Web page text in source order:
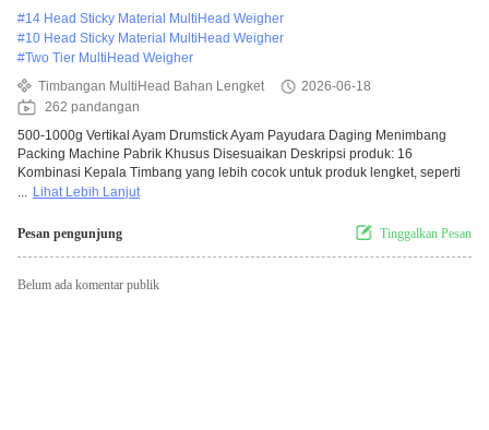
#14 Head Sticky Material MultiHead Weigher
#10 Head Sticky Material MultiHead Weigher
#Two Tier MultiHead Weigher
Timbangan MultiHead Bahan Lengket
2026-06-18
262 pandangan
500-1000g Vertikal Ayam Drumstick Ayam Payudara Daging Menimbang
Packing Machine Pabrik Khusus Disesuaikan Deskripsi produk: 16
Kombinasi Kepala Timbang yang lebih cocok untuk produk lengket, seperti
... Lihat Lebih Lanjut
Pesan pengunjung Tinggalkan Pesan
Belum ada komentar publik